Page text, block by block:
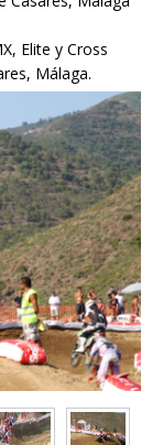
Elite y Cross
Málaga.